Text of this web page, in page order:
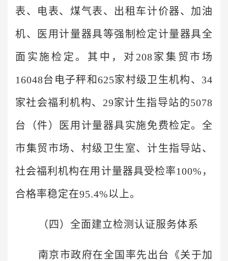
表、电表、煤气表、出租车计价器、加油
机、医用计量器具等强制检定计量器具全
面实施检定。其中，对208家集贸市场
16048台电子秤和625家村级卫生机构、34
家社会福利机构、29家计生指导站的5078
台（件）医用计量器具实施免费检定。全
市集贸市场、村级卫生室、计生指导站、
社会福利机构在用计量器具受检率100%，
合格率稳定在95.4%以上。
（四）全面建立检测认证服务体系
南京市政府在全国率先出台《关于加